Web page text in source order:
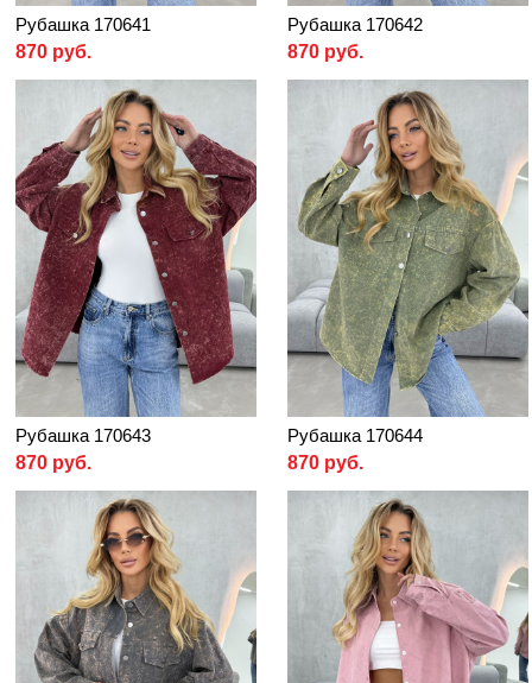
Рубашка 170641
870 руб.
Рубашка 170642
870 руб.
Рубашка 170643
870 руб.
Рубашка 170644
870 руб.